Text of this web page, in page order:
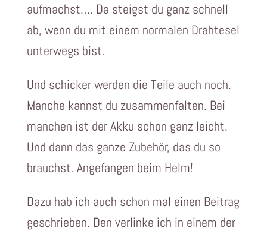
aufmachst…. Da steigst du ganz schnell
ab, wenn du mit einem normalen Drahtesel
unterwegs bist.
Und schicker werden die Teile auch noch.
Manche kannst du zusammenfalten. Bei
manchen ist der Akku schon ganz leicht.
Und dann das ganze Zubehör, das du so
brauchst. Angefangen beim Helm!
Dazu hab ich auch schon mal einen Beitrag
geschrieben. Den verlinke ich in einem der